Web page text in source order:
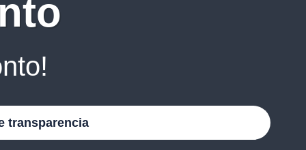
transparencia